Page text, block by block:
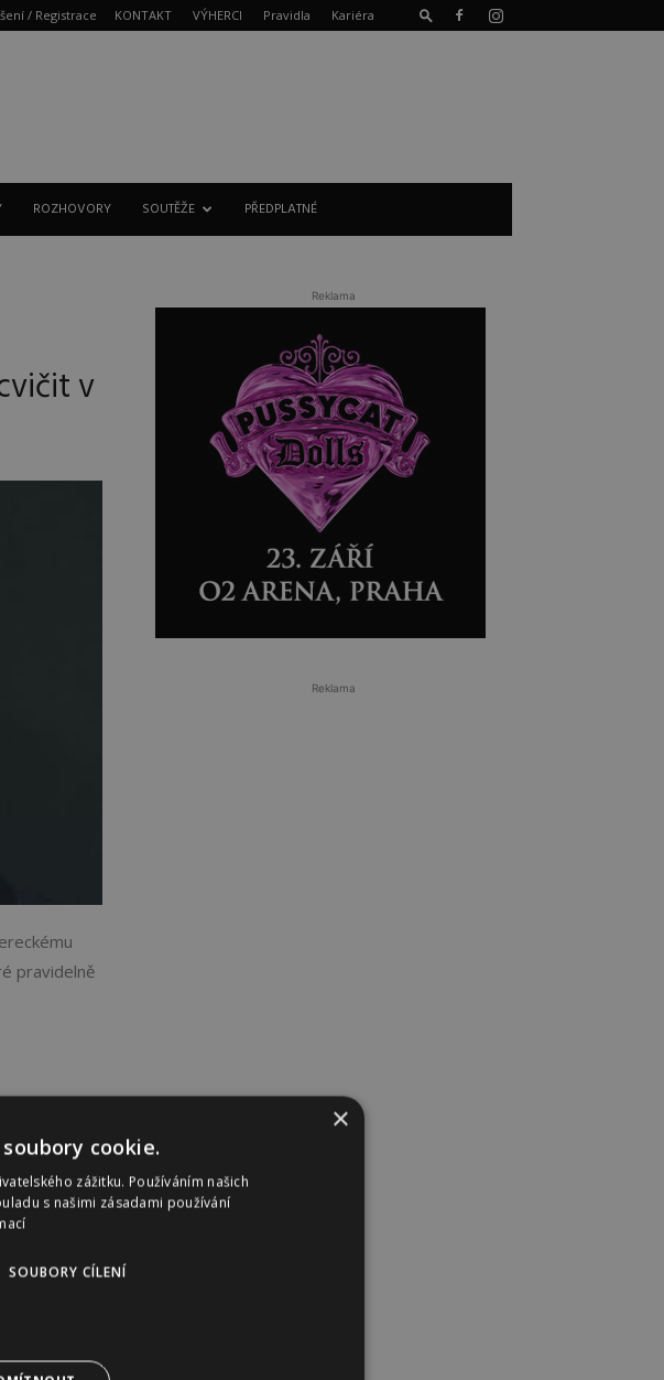
/ Registrace KONTAKT VÝHERCI Pravidla Kariéra
ROZHOVORY SOUTĚŽE PŘEDPLATNÉ
v
pravidelně
Reklama
Reklama
×
cookie.
zážitku. Používáním našich
s našimi zásadami používání
SOUBORY CÍLENÍ